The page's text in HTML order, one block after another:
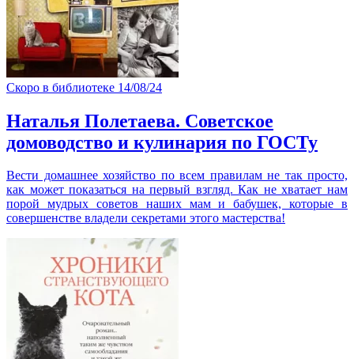
Скоро в библиотеке 14/08/24
Наталья Полетаева. Советское
домоводство и кулинария по ГОСТу
Вести домашнее хозяйство по всем правилам не так просто,
как может показаться на первый взгляд. Как не хватает нам
порой мудрых советов наших мам и бабушек, которые в
совершенстве владели секретами этого мастерства!